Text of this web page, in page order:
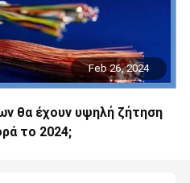
Feb 26, 2024
θα έχουν υψηλή ζήτηση
το 2024;